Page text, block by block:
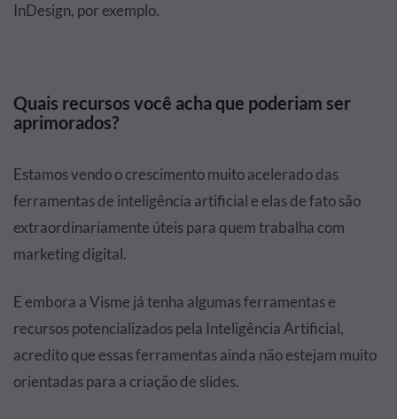
InDesign, por exemplo.
Quais recursos você acha que poderiam ser
aprimorados?
Estamos vendo o crescimento muito acelerado das
ferramentas de inteligência artificial e elas de fato são
extraordinariamente úteis para quem trabalha com
marketing digital.
E embora a Visme já tenha algumas ferramentas e
recursos potencializados pela Inteligência Artificial,
acredito que essas ferramentas ainda não estejam muito
orientadas para a criação de slides.